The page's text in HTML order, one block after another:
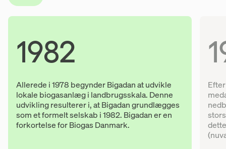
1982
Allerede i 1978 begynder Bigadan at udvikle
lokale biogasanlæg i landbrugsskala. Denne
udvikling resulterer i, at Bigadan grundlægges
som et formelt selskab i 1982. Bigadan er en
forkortelse for Biogas Danmark.